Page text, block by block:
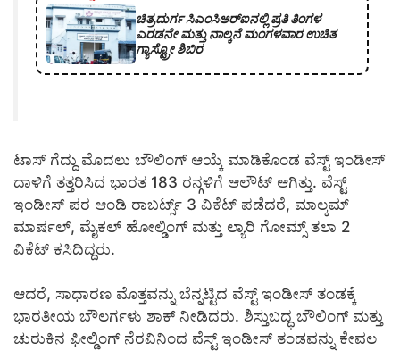
ಚಿತ್ರದುರ್ಗ ಸಿಎಂಸಿಆರ್‍ಐನಲ್ಲಿ ಪ್ರತಿ ತಿಂಗಳ
ಎರಡನೇ ಮತ್ತು ನಾಲ್ಕನೆ ಮಂಗಳವಾರ ಉಚಿತ
ಗ್ಯಾಸ್ಟ್ರೋ ಶಿಬಿರ
ಟಾಸ್ ಗೆದ್ದು ಮೊದಲು ಬೌಲಿಂಗ್ ಆಯ್ಕೆ ಮಾಡಿಕೊಂಡ ವೆಸ್ಟ್ ಇಂಡೀಸ್
ದಾಳಿಗೆ ತತ್ತರಿಸಿದ ಭಾರತ 183 ರನ್ಗಳಿಗೆ ಆಲೌಟ್ ಆಗಿತ್ತು. ವೆಸ್ಟ್
ಇಂಡೀಸ್ ಪರ ಆಂಡಿ ರಾಬರ್ಟ್ಸ್ 3 ವಿಕೆಟ್ ಪಡೆದರೆ, ಮಾಲ್ಕಮ್
ಮಾರ್ಷಲ್, ಮೈಕಲ್ ಹೋಲ್ಡಿಂಗ್ ಮತ್ತು ಲ್ಯಾರಿ ಗೋಮ್ಸ್ ತಲಾ 2
ವಿಕೆಟ್ ಕಸಿದಿದ್ದರು.
ಆದರೆ, ಸಾಧಾರಣ ಮೊತ್ತವನ್ನು ಬೆನ್ನಟ್ಟಿದ ವೆಸ್ಟ್ ಇಂಡೀಸ್ ತಂಡಕ್ಕೆ
ಭಾರತೀಯ ಬೌಲರ್ಗಳು ಶಾಕ್ ನೀಡಿದರು. ಶಿಸ್ತುಬದ್ಧ ಬೌಲಿಂಗ್ ಮತ್ತು
ಚುರುಕಿನ ಫೀಲ್ಡಿಂಗ್ ನೆರವಿನಿಂದ ವೆಸ್ಟ್ ಇಂಡೀಸ್ ತಂಡವನ್ನು ಕೇವಲ